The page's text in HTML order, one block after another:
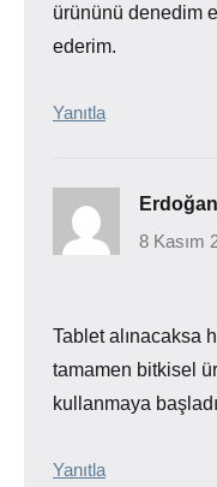
ürününü denedim
ederim.
Yanıtla
Erdoğan
8 Kasım
Tablet alınacaksa
tamamen bitkisel
kullanmaya
Yanıtla